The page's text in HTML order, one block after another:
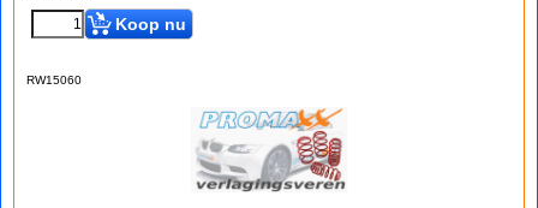
Koop nu
RW15060